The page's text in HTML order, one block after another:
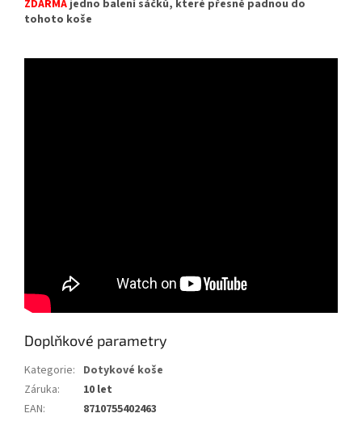
ZDARMAjedno balení sáčků, které přesně padnou do
tohoto koše
Doplňkové parametry
Kategorie: Dotykové koše
Záruka:
10 let
EAN: 8710755402463